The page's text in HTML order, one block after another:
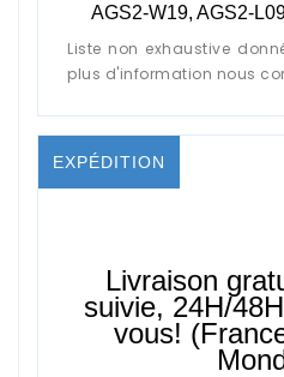
AGS2-W19, AGS2-
Liste non exhaustive
plus d'information nous
EXPÉDITION
Livraison
suivie, 24H/48H
vous!